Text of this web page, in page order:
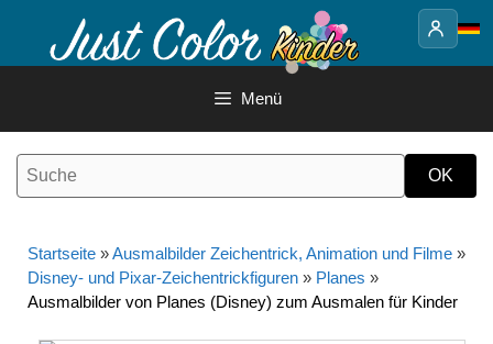
Inhalt
Menü
Startseite »Ausmalbilder Zeichentrick, Animation und Filme »
Disney- und Pixar-Zeichentrickfiguren » Planes »
Ausmalbilder von Planes (Disney) zum Ausmalen für Kinder